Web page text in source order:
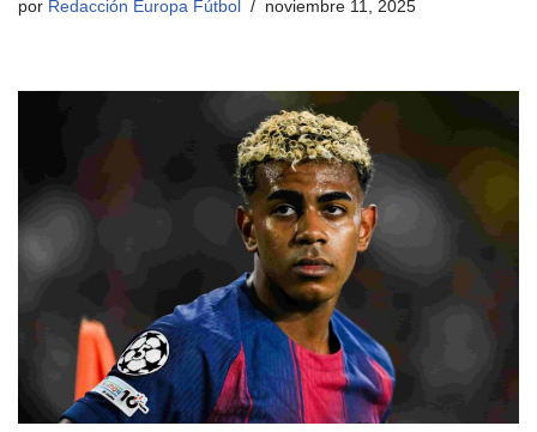
por Redacción Europa Fútbol noviembre 11, 2025